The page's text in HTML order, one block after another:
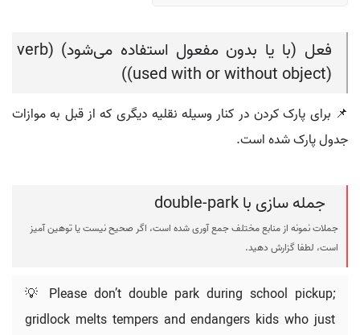
فعل (با یا بدون مفعول استفاده می‌شود) (verb
(used with or without object))
📌 برای پارک کردن در کنار وسیله نقلیه دیگری که از قبل به موازات
جدول پارک شده است.
جمله سازی با double-park
جملات نمونه از منابع مختلف جمع آوری شده است، اگر صحیح نیست یا توهین آمیز
است، لطفا گزارش دهید.
💡 Please don’t double park during school pickup;
gridlock melts tempers and endangers kids who just